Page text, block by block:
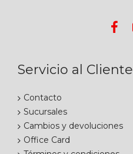
Servicio al Cliente
Contacto
Sucursales
Cambios y devoluciones
Office Card